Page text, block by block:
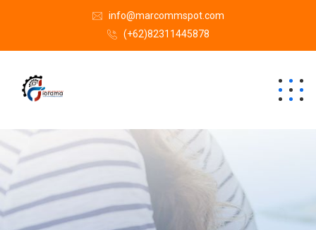
info@marcommspot.com
(+62)82311445878